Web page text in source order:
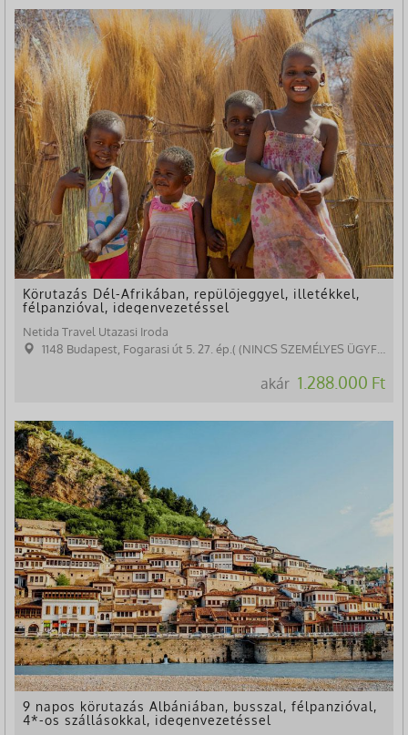
Körutazás Dél-Afrikában, repülőjeggyel, illetékkel,
félpanzióval, idegenvezetéssel
Netida Travel Utazasi Iroda
1148 Budapest, Fogarasi út 5. 27. ép.( (NINCS SZEMÉLYES ÜGYFÉLFOGADÁS)
akár 1.288.000 Ft
9 napos körutazás Albániában, busszal, félpanzióval,
4*-os szállásokkal, idegenvezetéssel